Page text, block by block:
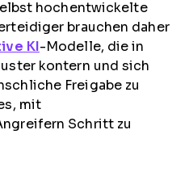
hochentwickelte
brauchen daher
KI -Modelle, die in
kontern und sich
Freigabe zu
mit
Schritt zu